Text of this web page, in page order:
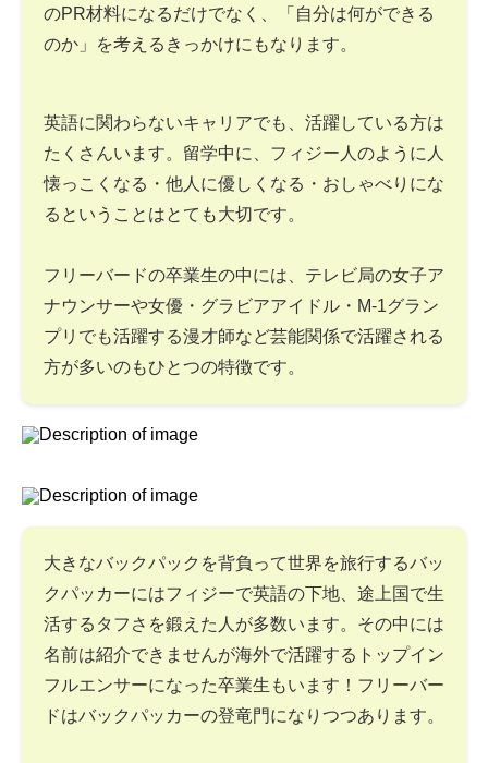
のPR材料になるだけでなく、「自分は何ができる
のか」を考えるきっかけにもなります。
英語に関わらないキャリアでも、活躍している方は
たくさんいます。留学中に、フィジー人のように人
懐っこくなる・他人に優しくなる・おしゃべりにな
るということはとても大切です。
フリーバードの卒業生の中には、テレビ局の女子ア
ナウンサーや女優・グラビアアイドル・M-1グラン
プリでも活躍する漫才師など芸能関係で活躍される
方が多いのもひとつの特徴です。
大きなバックパックを背負って世界を旅行するバッ
クパッカーにはフィジーで英語の下地、途上国で生
活するタフさを鍛えた人が多数います。その中には
名前は紹介できませんが海外で活躍するトップイン
フルエンサーになった卒業生もいます！フリーバー
ドはバックパッカーの登竜門になりつつあります。